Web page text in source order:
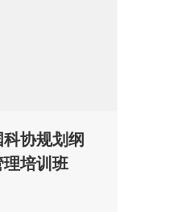
协规划纲
培训班